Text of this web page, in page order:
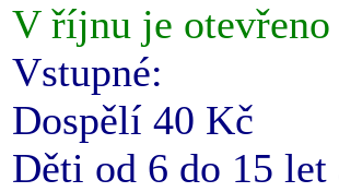
V říjnu je otevřeno
Vstupné:
Dospělí 40 Kč
Děti od 6 do 15